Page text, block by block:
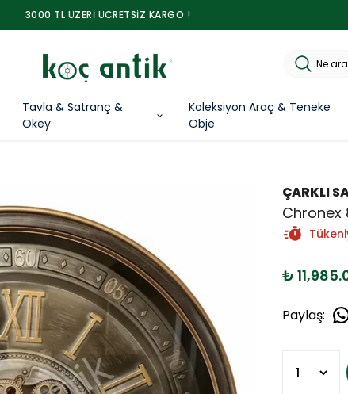
3000 TL ÜZERİ ÜCRETSİZ KARGO !
Tavla & Satranç &
Okey
Koleksiyon Araç & Teneke
Obje
ÇARKLI
Chronex
₺
Paylaş: